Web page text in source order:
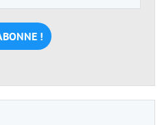
e-
mail
*